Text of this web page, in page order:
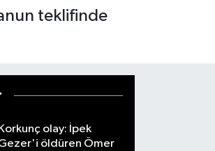
teklifinde
Korkunç olay: İpek
öldüren Ömer